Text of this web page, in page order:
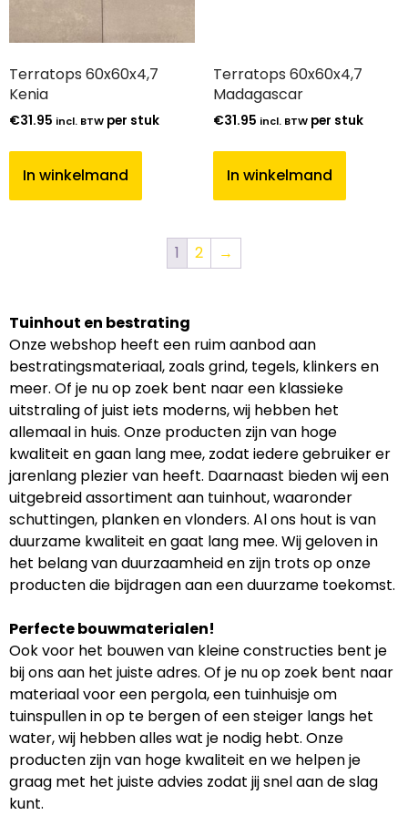
Terratops 60x60x4,7
Kenia
€31.95 incl. BTW per stuk
In winkelmand
Terratops 60x60x4,7
Madagascar
€31.95 incl. BTW per stuk
In winkelmand
1 2 →
Tuinhout en bestrating
Onze webshop heeft een ruim aanbod aan
bestratingsmateriaal, zoals grind, tegels, klinkers en
meer. Of je nu op zoek bent naar een klassieke
uitstraling of juist iets moderns, wij hebben het
allemaal in huis. Onze producten zijn van hoge
kwaliteit en gaan lang mee, zodat iedere gebruiker er
jarenlang plezier van heeft. Daarnaast bieden wij een
uitgebreid assortiment aan tuinhout, waaronder
schuttingen, planken en vlonders. Al ons hout is van
duurzame kwaliteit en gaat lang mee. Wij geloven in
het belang van duurzaamheid en zijn trots op onze
producten die bijdragen aan een duurzame toekomst.
Perfecte bouwmaterialen!
Ook voor het bouwen van kleine constructies bent je
bij ons aan het juiste adres. Of je nu op zoek bent naar
materiaal voor een pergola, een tuinhuisje om
tuinspullen in op te bergen of een steiger langs het
water, wij hebben alles wat je nodig hebt. Onze
producten zijn van hoge kwaliteit en we helpen je
graag met het juiste advies zodat jij snel aan de slag
kunt.